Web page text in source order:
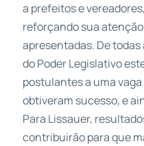
a prefeitos e
reforçando sua
apresentadas. De
do Poder Legislativo
postulantes a uma
obtiveram sucesso, e
Para Lissauer,
contribuirão para que